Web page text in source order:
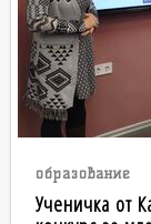
образование
Ученичка от